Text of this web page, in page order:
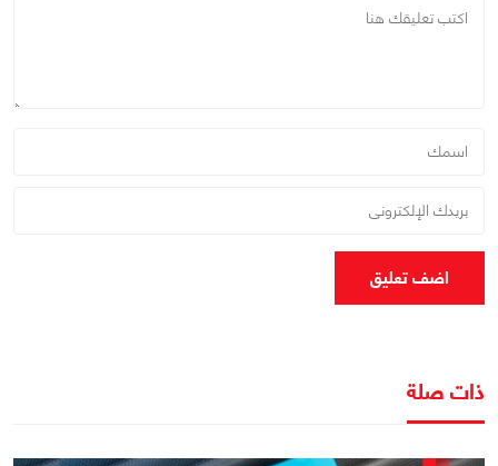
اضف تعليق
ذات صلة